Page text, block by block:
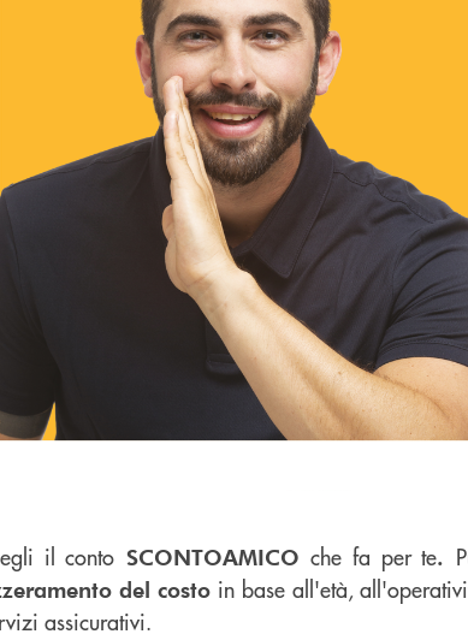
il conto SCONTOAMICOche fa per te.
del costo in base all'età,
assicurativi.